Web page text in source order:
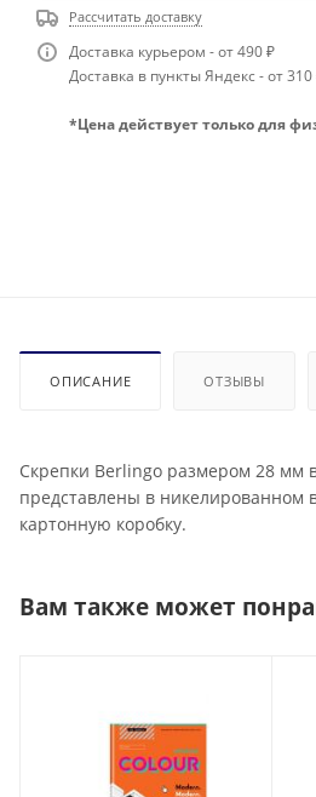
Рассчитать доставку
Доставка курьером - от 490 ₽
Доставка в пункты Яндекс - от 310
*Цена действует только для
ОПИСАНИЕ ОТЗЫВЫ
Скрепки Berlingo размером 28 мм
представлены в никелированном
картонную коробку.
Вам также может